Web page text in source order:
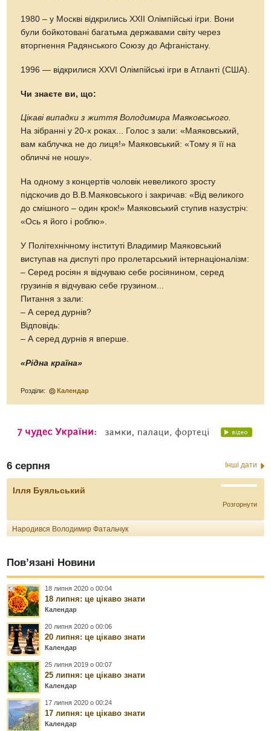
1980 – у Москві відкрились XXII Олімпійські ігри. Вони
були бойкотовані багатьма державами світу через
вторгнення Радянського Союзу до Афганістану.
1996 — відкрилися XXVI Олімпійські ігри в Атланті (США).
Чи знаєте ви, що:
Цікаві випадки з життя Володимира Маяковського.
На зібранні у 20-х роках... Голос з зали: «Маяковський,
вам каблучка не до лиця!» Маяковський: «Тому я її на
обличчі не ношу».
На одному з концертів чоловік невеликого зросту
підскочив до В.В.Маяковського і закричав: «Від великого
до смішного – один крок!» Маяковський ступив назустріч:
«Ось я його і роблю».
У Політехнічному інституті Владимир Маяковський
виступав на диспуті про пролетарський інтернаціоналізм:
– Серед росіян я відчуваю себе росіянином, серед
грузинів я відчуваю себе грузином...
Питання з зали:
– А серед дурнів?
Відповідь:
– А серед дурнів я вперше.
«Рідна країна»
Розділи: Календар
6 серпня Інші дати
Ілля Буяльський
Розгорнути
Народився Володимир Фатальчук
Пов’язані Новини
18 липня 2020 о 00:04
18 липня: це цікаво знати
Календар
20 липня 2020 о 00:06
20 липня: це цікаво знати
Календар
25 липня 2019 о 00:07
25 липня: це цікаво знати
Календар
17 липня 2020 о 00:24
17 липня: це цікаво знати
Календар